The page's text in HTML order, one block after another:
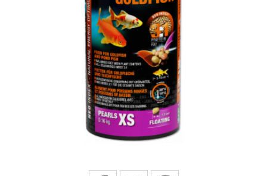
Partager sur Facebook
Partager sur Twitter
Partager sur Pinterest